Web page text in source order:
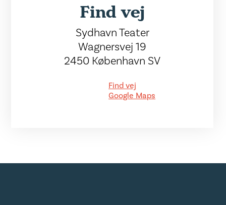
Find vej
Sydhavn Teater
Wagnersvej 19
2450 København SV
Find vej
Google Maps